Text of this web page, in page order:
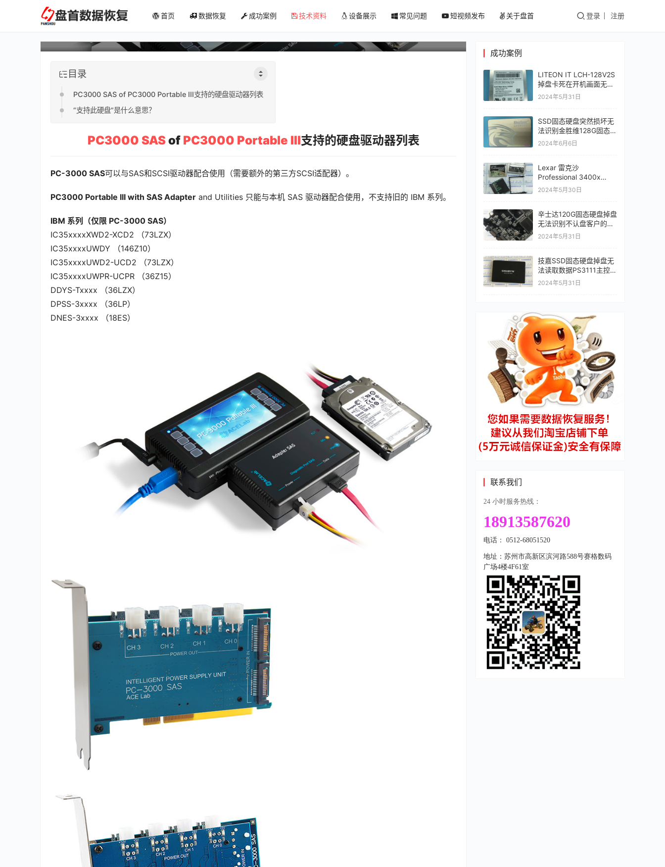
首页 数据恢复 成功案例 技术资料 设备展示 常见问题 短视频发布 关于盘首 登录 注册
PC-3000 SAS支持的硬盘列表
目录
PC3000 SAS of PC3000 Portable III支持的硬盘驱动器列表
“支持此硬盘”是什么意思？
PC3000 SASof PC3000 Portable III支持的硬盘驱动器列表
PC-3000 SAS可以与SAS和SCSI驱动器配合使用（需要额外的第三方SCSI适配器）。
PC3000 Portable III with SAS Adapter and Utilities 只能与本机 SAS 驱动器配合使用，不支持旧的 IBM 系列。
IBM 系列（仅限 PC-3000 SAS）
IC35xxxxXWD2-XCD2 （73LZX）
IC35xxxxUWDY （146Z10）
IC35xxxxUWD2-UCD2 （73LZX）
IC35xxxxUWPR-UCPR （36Z15）
DDYS-Txxxx （36LZX）
DPSS-3xxxx （36LP）
DNES-3xxxx （18ES）
成功案例
LITEON IT LCH-128V2S
掉盘卡死在开机画面无法
识别到固态硬盘数据恢复
2024年5月31日
SSD固态硬盘突然损坏无
法识别金胜维128G固态硬
盘initio主控INIC-5081实
2024年6月6日
Lexar 雷克沙
Professional 3400x
CFast 2.0损坏无法识别
2024年5月30日
辛士达120G固态硬盘掉盘
无法识别不认盘客户的业
务管理系统数据库文件完
2024年5月31日
技嘉SSD固态硬盘掉盘无
法读取数据PS3111主控掉
盘数据恢复成功
2024年5月31日
联系我们
24 小时服务热线：
18913587620
电话： 0512-68051520
地址：苏州市高新区滨河路588号赛格数码
广场4楼4F61室